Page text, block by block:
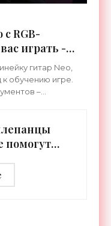
RGB-
играть -
гитар Neo,
обучению игре.
–
помогут